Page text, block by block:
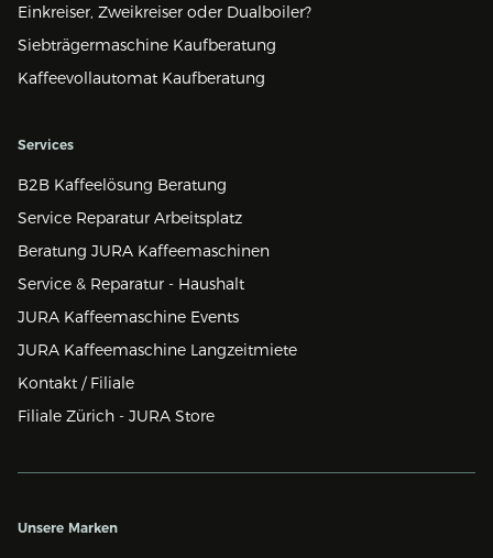
Einkreiser, Zweikreiser oder Dualboiler?
Siebträgermaschine Kaufberatung
Kaffeevollautomat Kaufberatung
Services
B2B Kaffeelösung Beratung
Service Reparatur Arbeitsplatz
Beratung JURA Kaffeemaschinen
Service & Reparatur - Haushalt
JURA Kaffeemaschine Events
JURA Kaffeemaschine Langzeitmiete
Kontakt / Filiale
Filiale Zürich - JURA Store
Unsere Marken